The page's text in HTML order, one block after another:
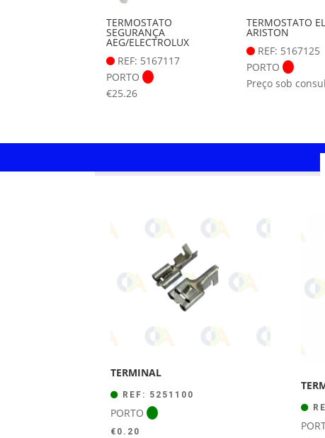
TERMOSTATO
SEGURANÇA
AEG/ELECTROLUX
REF: 5167117
PORTO
€25.26
TERMOSTATO
ARISTON
REF: 5167125
PORTO
Preço sob
TERMINAL
REF: 5251100
PORTO
€ 0.20